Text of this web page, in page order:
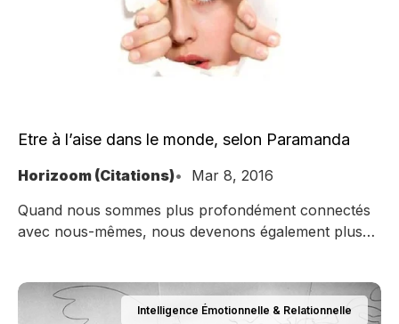
Etre à l’aise dans le monde, selon Paramanda
Horizoom (Citations)
Mar 8, 2016
Quand nous sommes plus profondément connectés
avec nous-mêmes, nous devenons également plus
Intelligence Émotionnelle & Relationnelle